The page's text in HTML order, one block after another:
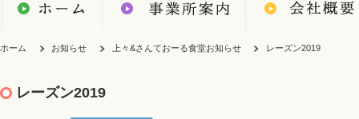
ホーム お知らせ 上々&さんておーる食堂お知らせ レーズン2019
レーズン2019